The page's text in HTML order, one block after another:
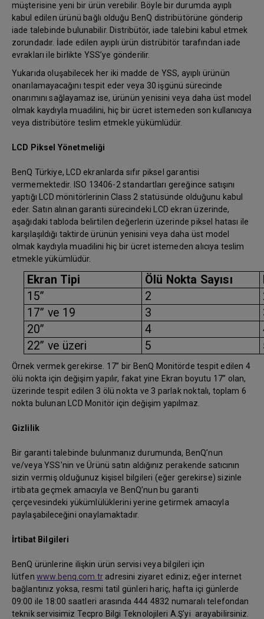
müşterisine yeni bir ürün verebilir. Böyle bir durumda ayıplı
kabul edilen ürünü bağlı olduğu BenQ distribütörüne gönderip
iade talebinde bulunabilir. Distribütör, iade talebini kabul etmek
zorundadır. İade edilen ayıplı ürün distrübitör tarafından iade
evrakları ile birlikte YSS’ye gönderilir.
Yukarıda oluşabilecek her iki madde de YSS, ayıplı ürünün
onarılamayacağını tespit eder veya 30 işgünü sürecinde
onarımını sağlayamaz ise, ürünün yenisini veya daha üst model
olmak kaydıyla muadilini, hiç bir ücret istemeden son kullanıcıya
veya distribütöre teslim etmekle yükümlüdür.
LCD Piksel Yönetmeliği
BenQ Türkiye, LCD ekranlarda sıfır piksel garantisi
vermemektedir. ISO 13406-2 standartları gereğince satışını
yaptığı LCD mönitörlerinin Class 2 statüsünde olduğunu kabul
eder. Satın alınan garanti sürecindeki LCD ekran üzerinde,
aşağıdaki tabloda belirtilen değerlerin üzerinde piksel hatası ile
karşılaşıldığı taktirde ürünün yenisini veya daha üst model
olmak kaydıyla muadilini hiç bir ücret istemeden alıcıya teslim
etmekle yükümlüdür.
Ekran Tipi Ölü Nokta Sayısı
15”
2
17” ve 19
3
20”
4
22” ve üzeri
5
Örnek vermek gerekirse. 17” bir BenQ Monitörde tespit edilen 4
ölü nokta için değişim yapılır, fakat yine Ekran boyutu 17” olan,
üzerinde tespit edilen 3 ölü nokta ve 3 parlak noktalı, toplam 6
nokta bulunan LCD Monitör için değişim yapılmaz.
Gizlilik
Bir garanti talebinde bulunmanız durumunda, BenQ’nun
ve/veya YSS’nin ve Ürünü satın aldığınız perakende satıcının
sizin vermiş olduğunuz kişisel bilgileri (eğer gerekirse) sizinle
irtibata geçmek amacıyla ve BenQ’nun bu garanti
çerçevesindeki yükümlülüklerini yerine getirmek amacıyla
paylaşabileceğini onaylamaktadır.
İrtibat Bilgileri
BenQ ürünlerine ilişkin ürün servisi veya bilgileri için
lütfenwww.benq.com.tradresini ziyaret ediniz; eğer internet
bağlantınız yoksa, resmi tatil günleri hariç, hafta içi günlerde
09:00 ile 18:00 saatleri arasında 444 4832 numaralı telefondan
teknik servisimiz Tecpro Bilgi Teknolojileri A.Ş'yi arayabilirsiniz.